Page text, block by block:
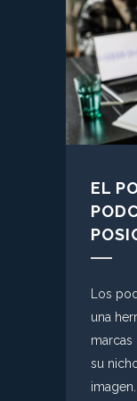
EL
Los
una
marcas
su